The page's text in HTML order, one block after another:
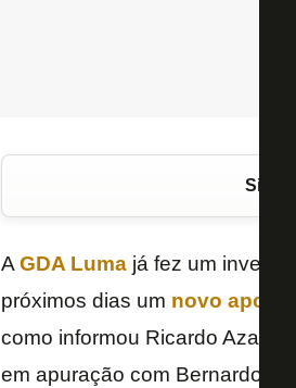
Siga
AGDA Lumajá fez um
próximos dias um novo aporte
como informou Ricardo
em apuração com Bernardo